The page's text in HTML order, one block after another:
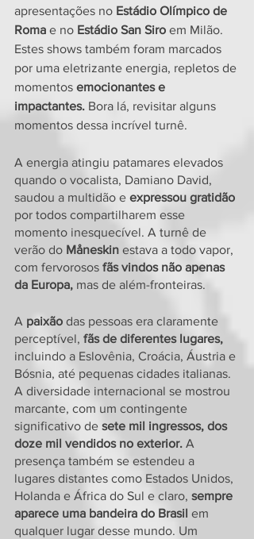
apresentações no Estádio Olímpico de
Roma e no Estádio San Siro em Milão.
Estes shows também foram marcados
por uma eletrizante energia, repletos de
momentos emocionantes e
impactantes. Bora lá, revisitar alguns
momentos dessa incrível turnê.
A energia atingiu patamares elevados
quando o vocalista, Damiano David,
saudou a multidão e expressou gratidão
por todos compartilharem esse
momento inesquecível. A turnê de
verão do Måneskin estava a todo vapor,
com fervorosos fãs vindos não apenas
da Europa, mas de além-fronteiras.
A paixão das pessoas era claramente
perceptível, fãs de diferentes lugares,
incluindo a Eslovênia, Croácia, Áustria e
Bósnia, até pequenas cidades italianas.
A diversidade internacional se mostrou
marcante, com um contingente
significativo de sete mil ingressos, dos
doze mil vendidos no exterior. A
presença também se estendeu a
lugares distantes como Estados Unidos,
Holanda e África do Sul e claro, sempre
aparece uma bandeira do Brasil em
qualquer lugar desse mundo. Um